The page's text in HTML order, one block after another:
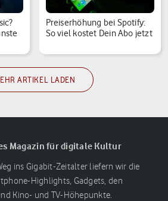
Preiserhöhung bei Spotify:
So viel kostet Dein Abo jetzt
ARTIKEL LADEN
Magazin für digitale Kultur
ins Gigabit-Zeitalter liefern wir die
Highlights, Gadgets, den
Kino- und TV-Höhepunkte.